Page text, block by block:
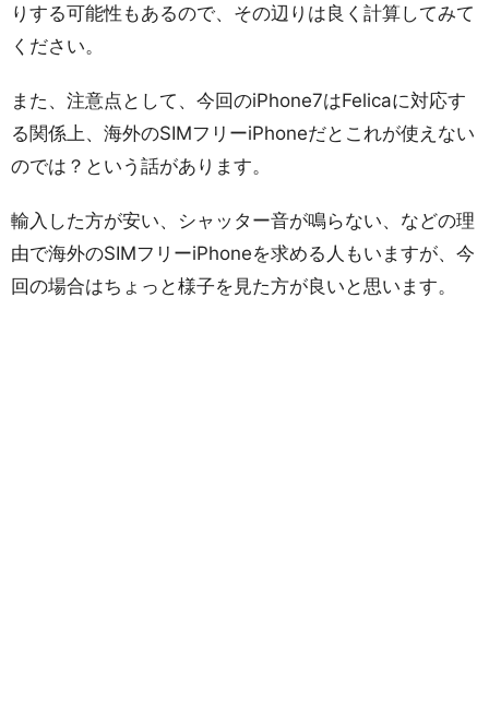
りする可能性もあるので、その辺りは良く計算してみて
ください。
また、注意点として、今回のiPhone7はFelicaに対応す
る関係上、海外のSIMフリーiPhoneだとこれが使えない
のでは？という話があります。
輸入した方が安い、シャッター音が鳴らない、などの理
由で海外のSIMフリーiPhoneを求める人もいますが、今
回の場合はちょっと様子を見た方が良いと思います。